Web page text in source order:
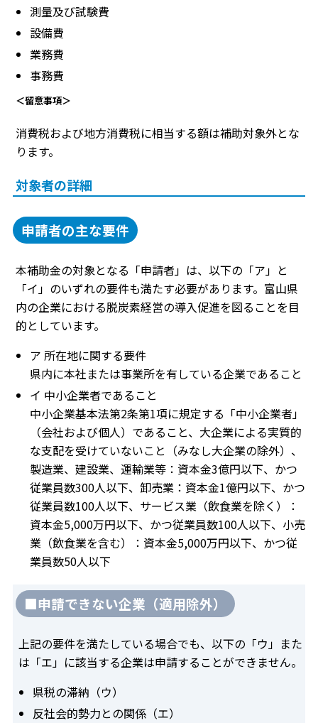
測量及び試験費
設備費
業務費
事務費
＜留意事項＞
消費税および地方消費税に相当する額は補助対象外とな
ります。
対象者の詳細
申請者の主な要件
本補助金の対象となる「申請者」は、以下の「ア」と
「イ」のいずれの要件も満たす必要があります。富山県
内の企業における脱炭素経営の導入促進を図ることを目
的としています。
ア 所在地に関する要件
県内に本社または事業所を有している企業であること
イ 中小企業者であること
中小企業基本法第2条第1項に規定する「中小企業者」
（会社および個人）であること、大企業による実質的
な支配を受けていないこと（みなし大企業の除外）、
製造業、建設業、運輸業等：資本金3億円以下、かつ
従業員数300人以下、卸売業：資本金1億円以下、かつ
従業員数100人以下、サービス業（飲食業を除く）：
資本金5,000万円以下、かつ従業員数100人以下、小売
業（飲食業を含む）：資本金5,000万円以下、かつ従
業員数50人以下
■申請できない企業（適用除外）
上記の要件を満たしている場合でも、以下の「ウ」また
は「エ」に該当する企業は申請することができません。
県税の滞納（ウ）
反社会的勢力との関係（エ）